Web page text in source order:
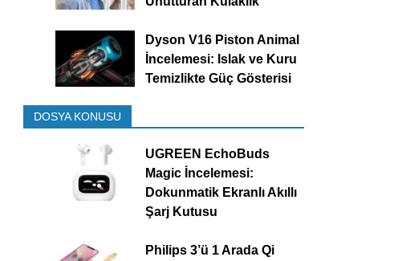
Dyson V16 Piston Animal
İncelemesi: Islak ve Kuru
Temizlikte Güç Gösterisi
DOSYA KONUSU
UGREEN EchoBuds
Magic İncelemesi:
Dokunmatik Ekranlı Akıllı
Şarj Kutusu
Philips 3’ü 1 Arada Qi